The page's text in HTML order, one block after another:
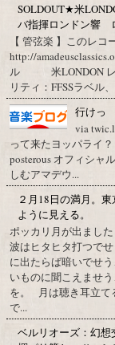
SOLDOUT★米
バ指揮ロンドン響
【 管弦楽 】このレコ
http://
ル 米LONDON レ
リティ：FFSSラベル
行けっ
via
って来たヨッパライ
posterous オフィシャ
しむアマデウ...
２月18日の満月。
ように見える。
ポッカリ月が出ました
波はヒタヒタ打つで
に出たらば暗いでせ
いものに聞こえませ
を。 月は聴き耳立て
で...
ベルリオーズ：幻